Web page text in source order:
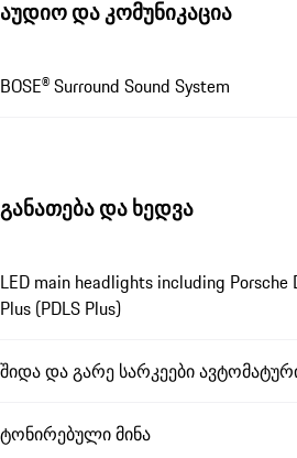
აუდიო და კომუნიკაცია
BOSE® Surround Sound System
განათება და ხედვა
LED main headlights including
Plus (PDLS Plus)
შიდა და გარე სარკეები
ტონირებული მინა